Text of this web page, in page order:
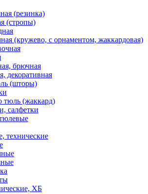
(резинка)
(стропы)
(кружево, с орнаментом, жаккардовая)
брючная
декоративная
(шторы)
тюль (жаккард)
салфетки
технические
ХБ